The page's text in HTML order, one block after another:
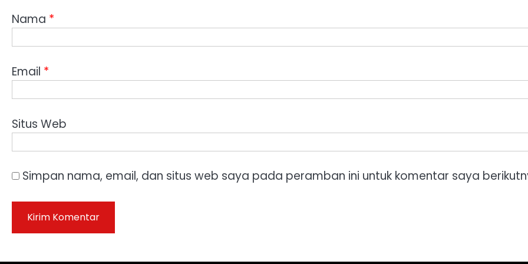
Nama *
Email *
Situs Web
Simpan nama, email, dan situs web saya pada peramban ini untuk komentar saya